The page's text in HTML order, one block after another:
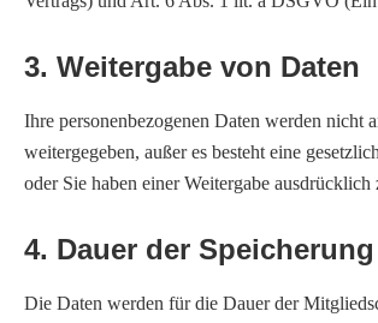
3. Weitergabe von Daten
Ihre personenbezogenen Daten werden nicht
weitergegeben, außer es besteht eine
oder Sie haben einer Weitergabe ausdrücklich
4. Dauer der Speicherung
Die Daten werden für die Dauer der